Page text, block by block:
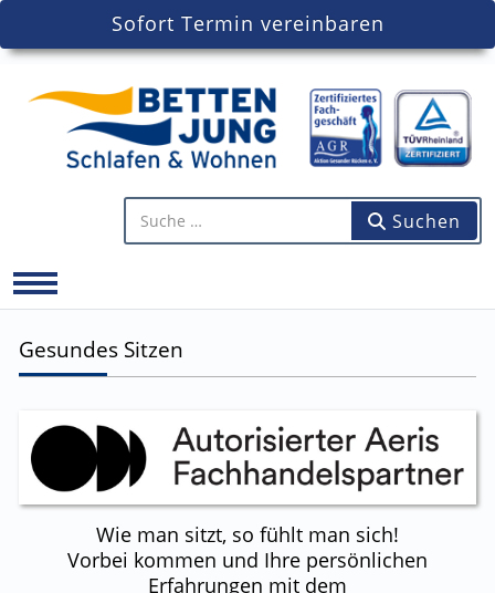
Sofort Termin vereinbaren
Artikel finden... Suchen
Mobile Menu Toggle
Gesundes Sitzen
Wie man sitzt, so fühlt man sich!
Vorbei kommen und Ihre persönlichen
Erfahrungen mit dem